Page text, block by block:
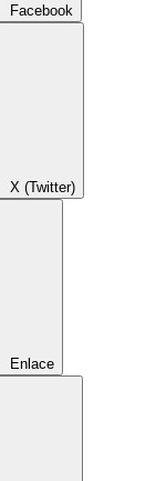
Facebook
X (Twitter)
Enlace